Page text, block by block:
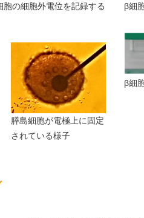
の細胞外電位を記録する
膵島細胞が電極上に固定
されている様子
β細
β細